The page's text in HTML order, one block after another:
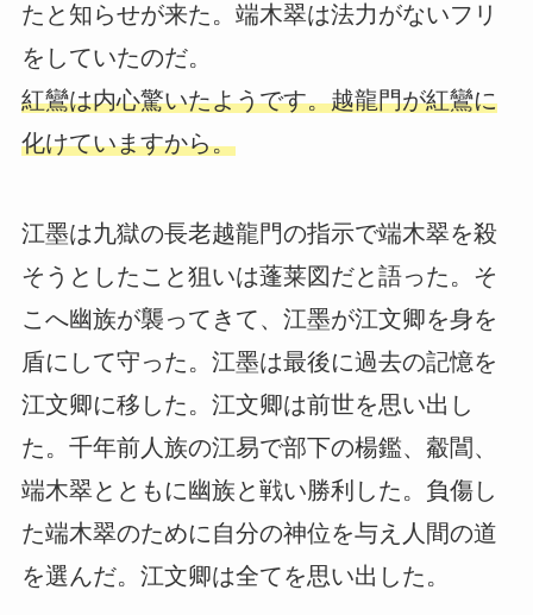
たと知らせが来た。端木翠は法力がないフリ
をしていたのだ。
紅鸞は内心驚いたようです。越龍門が紅鸞に
化けていますから。
江墨は九獄の長老越龍門の指示で端木翠を殺
そうとしたこと狙いは蓬莱図だと語った。そ
こへ幽族が襲ってきて、江墨が江文卿を身を
盾にして守った。江墨は最後に過去の記憶を
江文卿に移した。江文卿は前世を思い出し
た。千年前人族の江易で部下の楊鑑、觳閶、
端木翠とともに幽族と戦い勝利した。負傷し
た端木翠のために自分の神位を与え人間の道
を選んだ。江文卿は全てを思い出した。